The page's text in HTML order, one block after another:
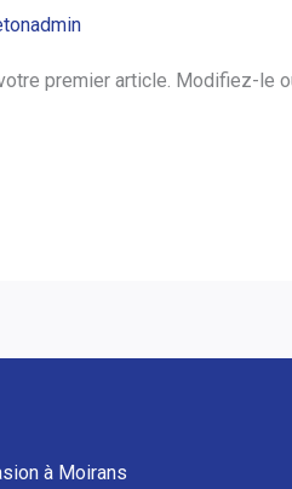
premier article. Modifiez-le
à Moirans